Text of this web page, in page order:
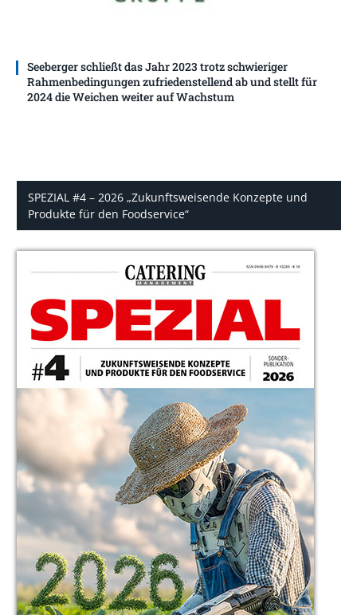
Seeberger schließt das Jahr 2023 trotz schwieriger
Rahmenbedingungen zufriedenstellend ab und stellt für
2024 die Weichen weiter auf Wachstum
SPEZIAL #4 – 2026 „Zukunftsweisende Konzepte und
Produkte für den Foodservice“